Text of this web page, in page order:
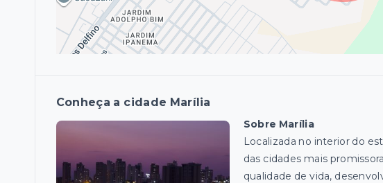
Conheça a cidade Marília
Sobre Marília
Localizada no interior do
das cidades mais
qualidade de vida,